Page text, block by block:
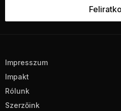
Impresszum
Impakt
Rólunk
Szerzőink